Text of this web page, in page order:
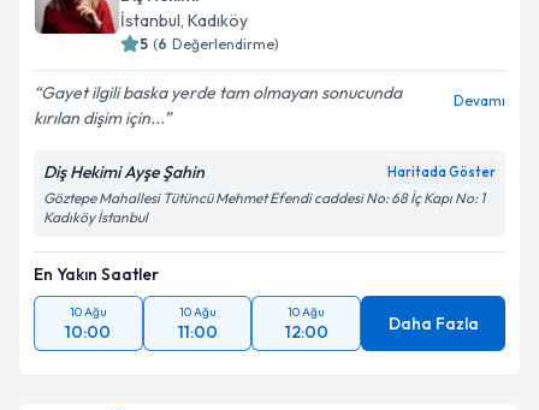
İstanbul, Kadıköy
5 (6 Değerlendirme)
Gayet ilgili baska yerde tam olmayan sonucunda
kırılan dişim için...
Devamı
Diş Hekimi Ayşe Şahin Haritada Göster
Göztepe Mahallesi Tütüncü Mehmet Efendi caddesi No: 68 İç Kapı No: 1
Kadıköy İstanbul
En Yakın Saatler
10 Ağu
10:00
10 Ağu
11:00
10 Ağu
12:00 Daha Fazla